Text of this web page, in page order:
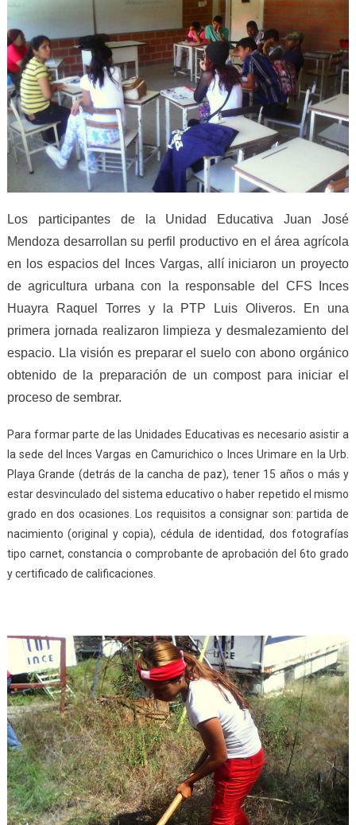
Los participantes de la Unidad Educativa Juan José
Mendoza desarrollan su perfil productivo en el área agrícola
en los espacios del Inces Vargas, allí iniciaron un proyecto
de agricultura urbana con la responsable del CFS Inces
Huayra Raquel Torres y la PTP Luis Oliveros. En una
primera jornada realizaron limpieza y desmalezamiento del
espacio. Lla visión es preparar el suelo con abono orgánico
obtenido de la preparación de un compost para iniciar el
proceso de sembrar.
Para formar parte de las Unidades Educativas es necesario asistir a
la sede del Inces Vargas en Camurichico o Inces Urimare en la Urb.
Playa Grande (detrás de la cancha de paz), tener 15 años o más y
estar desvinculado del sistema educativo o haber repetido el mismo
grado en dos ocasiones. Los requisitos a consignar son: partida de
nacimiento (original y copia), cédula de identidad, dos fotografías
tipo carnet, constancia o comprobante de aprobación del 6to grado
y certificado de calificaciones.